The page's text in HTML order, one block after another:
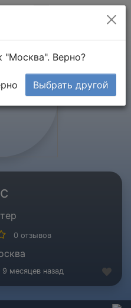
0 отзывов
месяцев назад
"Москва". Верно?
Выбрать другой